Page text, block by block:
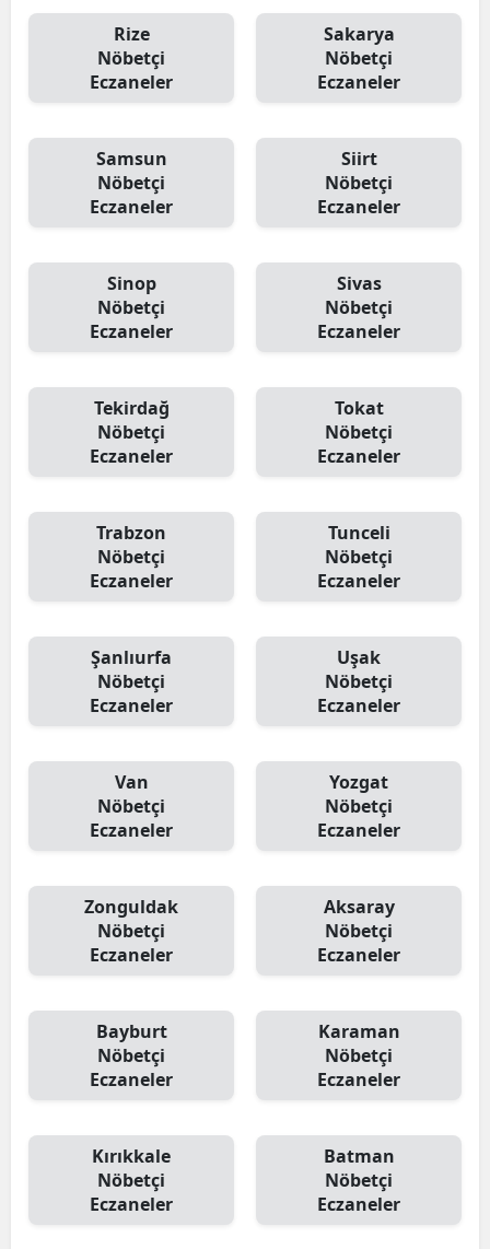
Rize
Nöbetçi
Eczaneler
Sakarya
Nöbetçi
Eczaneler
Samsun
Nöbetçi
Eczaneler
Siirt
Nöbetçi
Eczaneler
Sinop
Nöbetçi
Eczaneler
Sivas
Nöbetçi
Eczaneler
Tekirdağ
Nöbetçi
Eczaneler
Tokat
Nöbetçi
Eczaneler
Trabzon
Nöbetçi
Eczaneler
Tunceli
Nöbetçi
Eczaneler
Şanlıurfa
Nöbetçi
Eczaneler
Uşak
Nöbetçi
Eczaneler
Van
Nöbetçi
Eczaneler
Yozgat
Nöbetçi
Eczaneler
Zonguldak
Nöbetçi
Eczaneler
Aksaray
Nöbetçi
Eczaneler
Bayburt
Nöbetçi
Eczaneler
Karaman
Nöbetçi
Eczaneler
Kırıkkale
Nöbetçi
Eczaneler
Batman
Nöbetçi
Eczaneler